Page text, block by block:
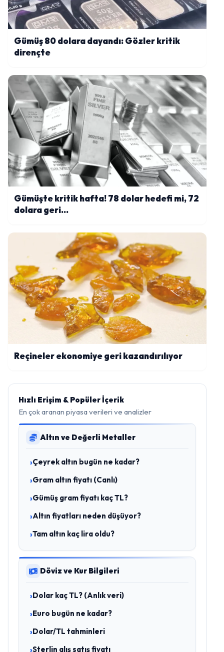
Gümüş 80 dolara dayandı: Gözler kritik
dirençte
Gümüşte kritik hafta! 78 dolar hedefi mi, 72
dolara geri...
Reçineler ekonomiye geri kazandırılıyor
Hızlı Erişim & Popüler İçerik
En çok aranan piyasa verileri ve analizler
Altın ve Değerli Metaller
Çeyrek altın bugün ne kadar?
Gram altın fiyatı (Canlı)
Gümüş gram fiyatı kaç TL?
Altın fiyatları neden düşüyor?
Tam altın kaç lira oldu?
Döviz ve Kur Bilgileri
Dolar kaç TL? (Anlık veri)
Euro bugün ne kadar?
Dolar/TL tahminleri
Sterlin alış satış fiyatı